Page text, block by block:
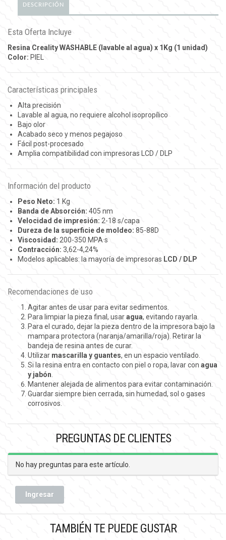
DESCRIPCIÓN
Esta Oferta Incluye
Resina Creality WASHABLE (lavable al agua) x 1Kg (1 unidad)
Color: PIEL
Características principales
Alta precisión
Lavable al agua, no requiere alcohol isopropílico
Bajo olor
Acabado seco y menos pegajoso
Fácil post-procesado
Amplia compatibilidad con impresoras LCD / DLP
Información del producto
Peso Neto: 1 Kg
Banda de Absorción: 405 nm
Velocidad de impresión: 2-18 s/capa
Dureza de la superficie de moldeo: 85-88D
Viscosidad: 200-350 MPA·s
Contracción: 3,62-4,24%
Modelos aplicables: la mayoría de impresoras LCD / DLP
Recomendaciones de uso
Agitar antes de usar para evitar sedimentos.
Para limpiar la pieza final, usaragua, evitando rayarla.
Para el curado, dejar la pieza dentro de la impresora bajo la
mampara protectora (naranja/amarilla/roja). Retirar la
bandeja de resina antes de curar.
Utilizar mascarilla y guantes, en un espacio ventilado.
Si la resina entra en contacto con piel o ropa, lavar con agua
y jabón
Mantener alejada de alimentos para evitar contaminación.
Guardar siempre bien cerrada, sin humedad, sol o gases
corrosivos.
PREGUNTAS DE CLIENTES
No hay preguntas para este artículo.
Ingresar
TAMBIÉN TE PUEDE GUSTAR